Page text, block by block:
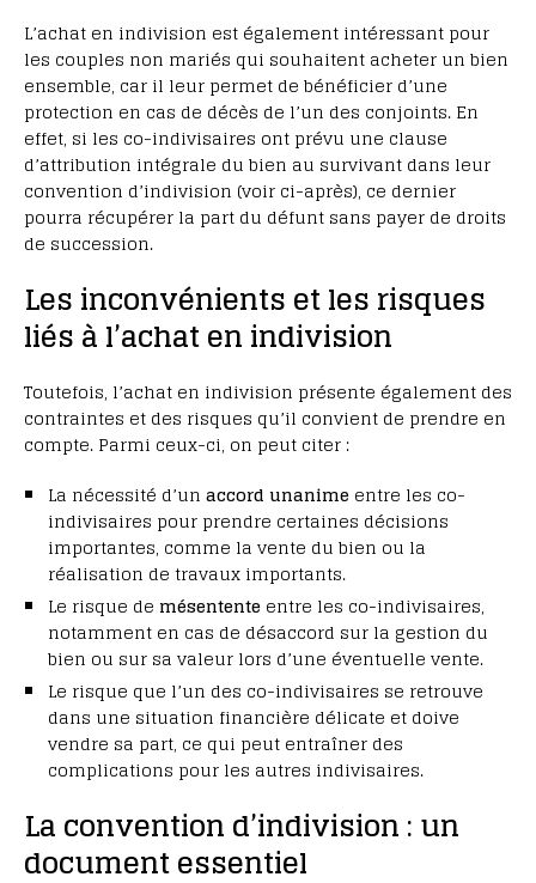
L’achat en indivision est également intéressant pour
les couples non mariés qui souhaitent acheter un bien
ensemble, car il leur permet de bénéficier d’une
protection en cas de décès de l’un des conjoints. En
effet, si les co-indivisaires ont prévu une clause
d’attribution intégrale du bien au survivant dans leur
convention d’indivision (voir ci-après), ce dernier
pourra récupérer la part du défunt sans payer de droits
de succession.
Les inconvénients et les risques
liés à l’achat en indivision
Toutefois, l’achat en indivision présente également des
contraintes et des risques qu’il convient de prendre en
compte. Parmi ceux-ci, on peut citer :
La nécessité d’un accord unanime entre les co-
indivisaires pour prendre certaines décisions
importantes, comme la vente du bien ou la
réalisation de travaux importants.
Le risque de mésentente entre les co-indivisaires,
notamment en cas de désaccord sur la gestion du
bien ou sur sa valeur lors d’une éventuelle vente.
Le risque que l’un des co-indivisaires se retrouve
dans une situation financière délicate et doive
vendre sa part, ce qui peut entraîner des
complications pour les autres indivisaires.
La convention d’indivision : un
document essentiel